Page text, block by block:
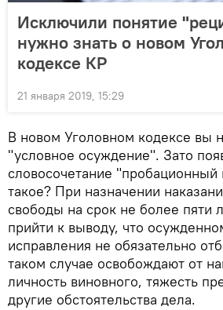
Исключили понятие
нужно знать о новом
кодексе КР
21 января 2019, 15:29
В новом Уголовном кодексе вы
"условное осуждение". Зато
словосочетание "пробационный
такое? При назначении
свободы на срок не более пяти
прийти к выводу, что
исправления не обязательно
таком случае освобождают от
личность виновного, тяжесть
другие обстоятельства дела.